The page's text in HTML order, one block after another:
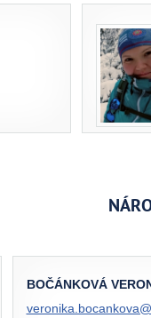
BOČÁNKOVÁ
veronika.bocankova@